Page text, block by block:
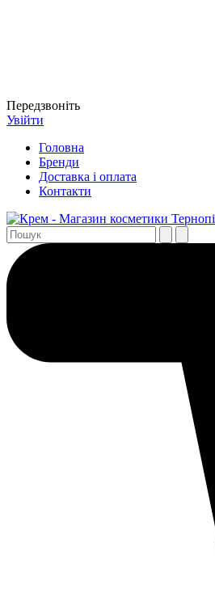
Передзвоніть
Увійти
Головна
Бренди
Доставка і оплата
Контакти